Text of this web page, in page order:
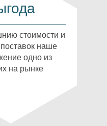
стоимости и
наше
одно из
на рынке